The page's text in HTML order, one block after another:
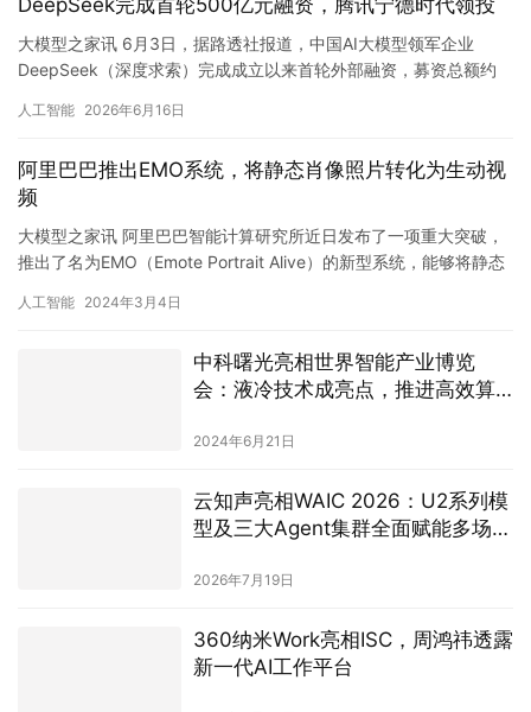
大模型之家讯 6月3日，据路透社报道，中国AI大模型领军企业
DeepSeek（深度求索）完成成立以来首轮外部融资，募资总额约
人工智能 2026年6月16日
阿里巴巴推出EMO系统，将静态肖像照片转化为生动视
频
大模型之家讯 阿里巴巴智能计算研究所近日发布了一项重大突破，
推出了名为EMO（Emote Portrait Alive）的新型系统，能够将静态
人工智能 2024年3月4日
中科曙光亮相世界智能产业博览
会：液冷技术成亮点，推进高效算
2024年6月21日
云知声亮相WAIC 2026：U2系列模
型及三大Agent集群全面赋能多场景
2026年7月19日
360纳米Work亮相ISC，周鸿祎透露
新一代AI工作平台